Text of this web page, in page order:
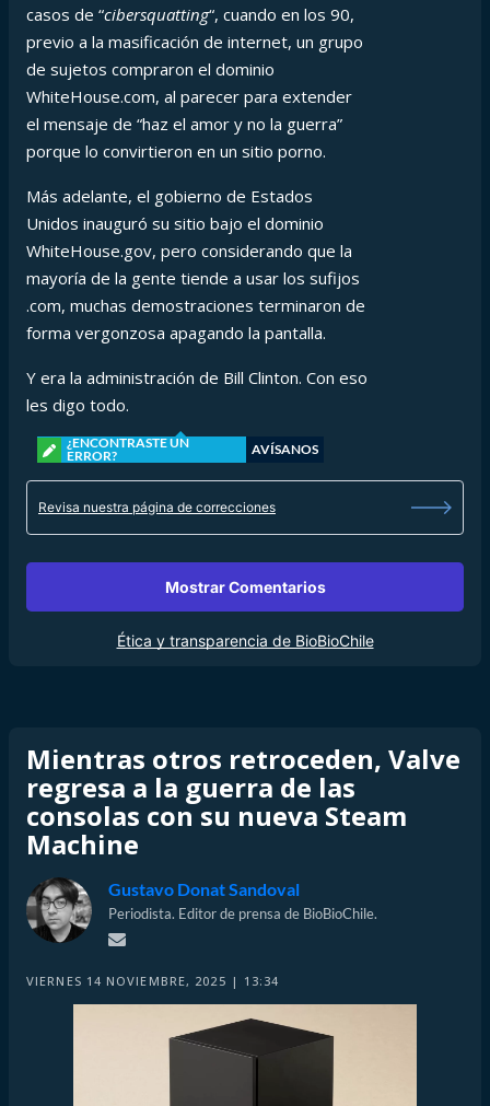
casos de “cibersquatting“, cuando en los 90,
previo a la masificación de internet, un grupo
de sujetos compraron el dominio
WhiteHouse.com, al parecer para extender
el mensaje de “haz el amor y no la guerra”
porque lo convirtieron en un sitio porno.
Más adelante, el gobierno de Estados
Unidos inauguró su sitio bajo el dominio
WhiteHouse.gov, pero considerando que la
mayoría de la gente tiende a usar los sufijos
.com, muchas demostraciones terminaron de
forma vergonzosa apagando la pantalla.
Y era la administración de Bill Clinton. Con eso
les digo todo.
¿ENCONTRASTE UN
ERROR?
AVÍSANOS
Revisa nuestra página de correcciones
Mostrar Comentarios
Ética y transparencia de BioBioChile
Mientras otros retroceden, Valve
regresa a la guerra de las
consolas con su nueva Steam
Machine
Gustavo Donat Sandoval
Periodista. Editor de prensa de BioBioChile.
VIERNES 14 NOVIEMBRE, 2025 | 13:34